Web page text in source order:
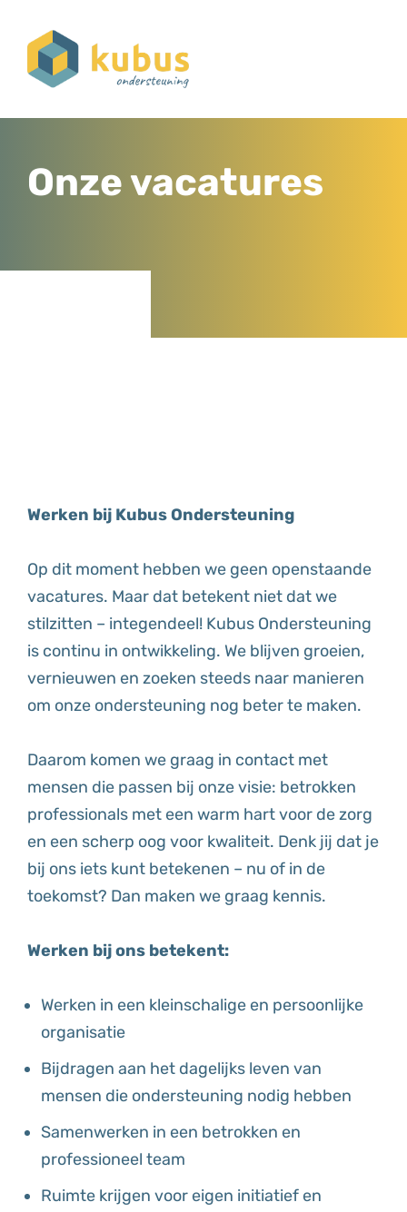
Onze vacatures
Werken bij Kubus Ondersteuning
Op dit moment hebben we geen openstaande
vacatures. Maar dat betekent niet dat we
stilzitten – integendeel! Kubus Ondersteuning
is continu in ontwikkeling. We blijven groeien,
vernieuwen en zoeken steeds naar manieren
om onze ondersteuning nog beter te maken.
Daarom komen we graag in contact met
mensen die passen bij onze visie: betrokken
professionals met een warm hart voor de zorg
en een scherp oog voor kwaliteit. Denk jij dat je
bij ons iets kunt betekenen – nu of in de
toekomst? Dan maken we graag kennis.
Werken bij ons betekent:
Werken in een kleinschalige en persoonlijke
organisatie
Bijdragen aan het dagelijks leven van
mensen die ondersteuning nodig hebben
Samenwerken in een betrokken en
professioneel team
Ruimte krijgen voor eigen initiatief en